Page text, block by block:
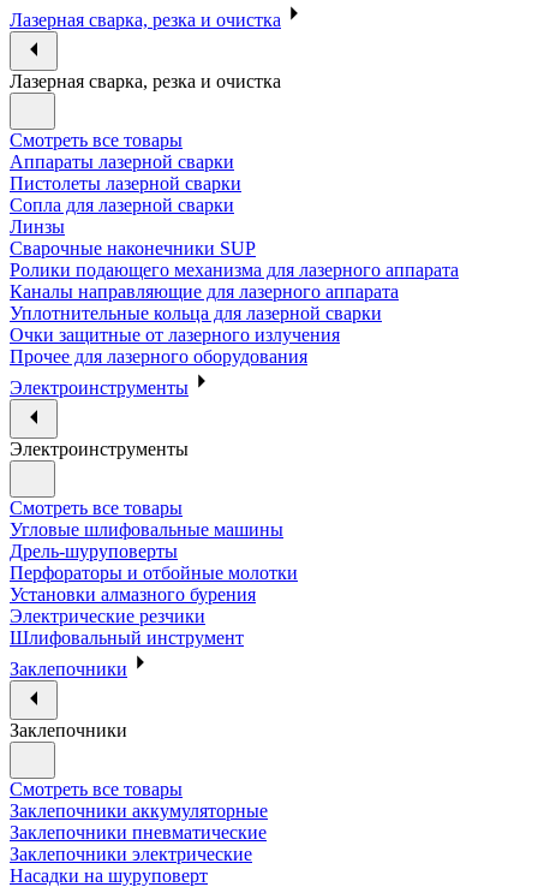
Лазерная сварка, резка и очистка
Лазерная сварка, резка и очистка
Смотреть все товары
Аппараты лазерной сварки
Пистолеты лазерной сварки
Сопла для лазерной сварки
Линзы
Сварочные наконечники SUP
Ролики подающего механизма для лазерного аппарата
Каналы направляющие для лазерного аппарата
Уплотнительные кольца для лазерной сварки
Очки защитные от лазерного излучения
Прочее для лазерного оборудования
Электроинструменты
Электроинструменты
Смотреть все товары
Угловые шлифовальные машины
Дрель-шуруповерты
Перфораторы и отбойные молотки
Установки алмазного бурения
Электрические резчики
Шлифовальный инструмент
Заклепочники
Заклепочники
Смотреть все товары
Заклепочники аккумуляторные
Заклепочники пневматические
Заклепочники электрические
Насадки на шуруповерт